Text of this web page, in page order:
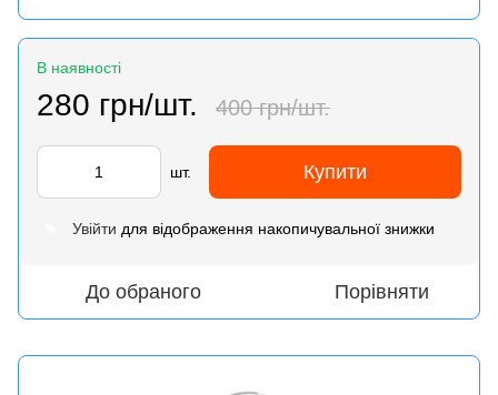
В наявності
280 грн/шт. 400 грн/шт.
шт. Купити
Увійти для відображення накопичувальної знижки
До обраного Порівняти